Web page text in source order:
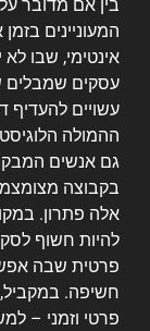
בין אם מדובר על
המעוניינים
אינטימי, שבו לא
עסקים שמבלים
עשויים להעדיף
ההמולה
גם אנשים
בקבוצה
אלה פתרון.
להיות חשוף
פרטית שבה
חשיפה.
פרטי וזמני –